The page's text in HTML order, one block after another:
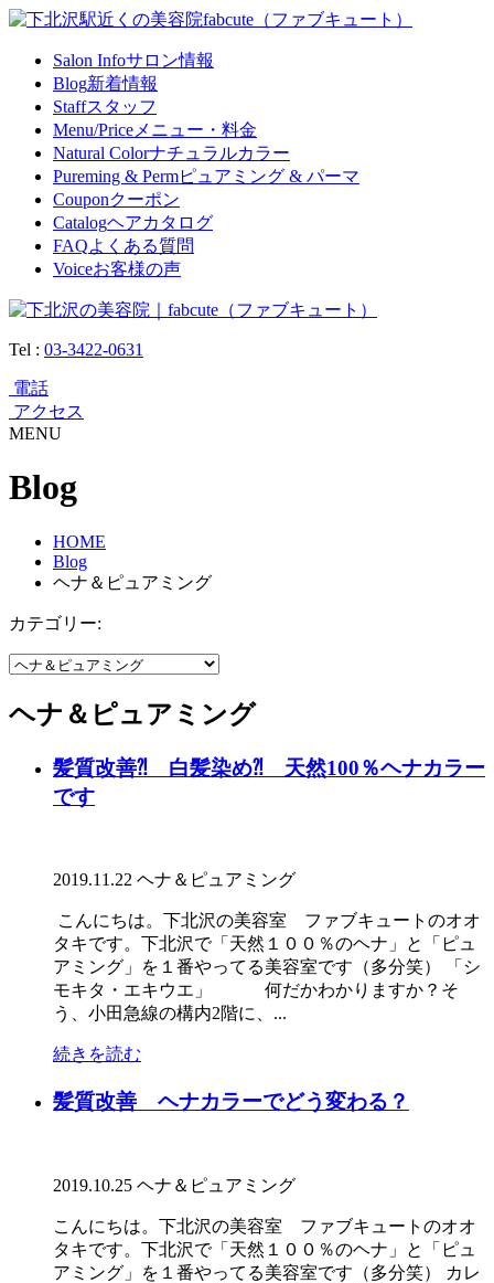
Salon Infoサロン情報
Blog新着情報
Staffスタッフ
Menu/Price メニュー・料金
Natural Colorナチュラルカラー
Pureming & Permピュアミング & パーマ
Couponクーポン
Catalogヘアカタログ
FAQよくある質問
Voiceお客様の声
Tel : 03-3422-0631
電話
アクセス
MENU
Blog
HOME
Blog
ヘナ＆ピュアミング
カテゴリー:
ヘナ＆ピュアミング
髪質改善⁈ 白髪染め⁈ 天然100％ヘナカラー
です
2019.11.22 ヘナ＆ピュアミング
こんにちは。下北沢の美容室 ファブキュートのオオ
タキです。下北沢で「天然１００％のヘナ」と「ピュ
アミング」を１番やってる美容室です（多分笑） 「シ
モキタ・エキウエ」 何だかわかりますか？そ
う、小田急線の構内2階に、...
続きを読む
髪質改善 ヘナカラーでどう変わる？
2019.10.25 ヘナ＆ピュアミング
こんにちは。下北沢の美容室 ファブキュートのオオ
タキです。下北沢で「天然１００％のヘナ」と「ピュ
アミング」を１番やってる美容室です（多分笑） カレ